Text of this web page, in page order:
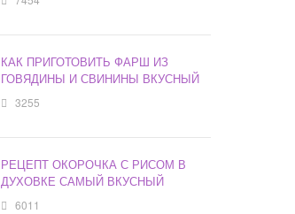
КАК ПРИГОТОВИТЬ ФАРШ ИЗ
ГОВЯДИНЫ И СВИНИНЫ ВКУСНЫЙ
3255
РЕЦЕПТ ОКОРОЧКА С РИСОМ В
ДУХОВКЕ САМЫЙ ВКУСНЫЙ
6011